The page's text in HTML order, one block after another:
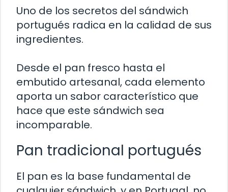
Uno de los secretos del sándwich
portugués radica en la calidad de sus
ingredientes.
Desde el pan fresco hasta el
embutido artesanal, cada elemento
aporta un sabor característico que
hace que este sándwich sea
incomparable.
Pan tradicional portugués
El pan es la base fundamental de